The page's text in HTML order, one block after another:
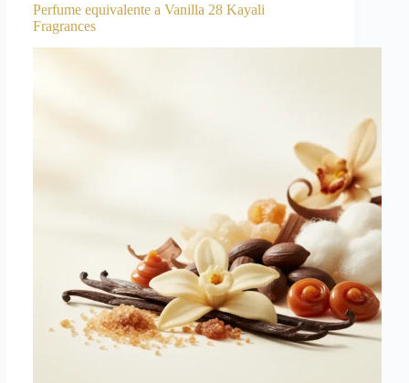
Perfume equivalente a Vanilla 28 Kayali
Fragrances